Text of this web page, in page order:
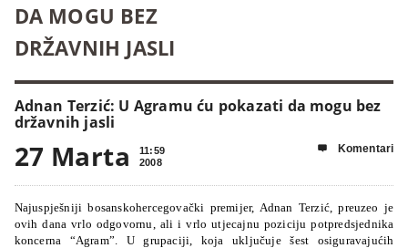
DA MOGU BEZ
DRŽAVNIH JASLI
Adnan Terzić: U Agramu ću pokazati da mogu bez
državnih jasli
27 Marta
11:59
2008
 Komentari
Najuspješniji bosanskohercegovački premijer, Adnan Terzić, preuzeo je
ovih dana vrlo odgovornu, ali i vrlo utjecajnu poziciju potpredsjednika
koncerna “Agram”. U grupaciji, koja uključuje šest osiguravajućih